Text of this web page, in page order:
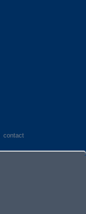
contact